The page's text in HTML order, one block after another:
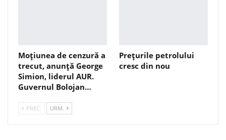
Moțiunea de cenzură a
trecut, anunță George
Simion, liderul AUR.
Guvernul Bolojan…
Prețurile petrolului
cresc din nou
PREC. URM.